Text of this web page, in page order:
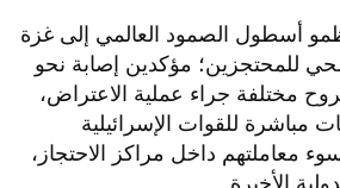
أسطول الصمود العالمي إلى غزة
للمحتجزين؛ مؤكدين إصابة نحو
مختلفة جراء عملية الاعتراض،
مباشرة للقوات الإسرائيلية
معاملتهم داخل مراكز الاحتجاز،